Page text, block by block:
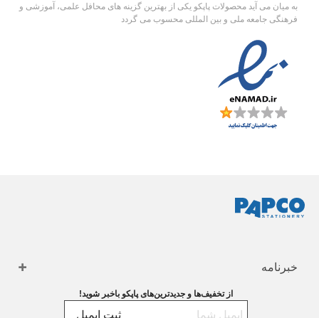
به میان می آید محصولات پاپکو یکی از بهترین گزینه های محافل علمی، آموزشی و
فرهنگی جامعه ملی و بین المللی محسوب می گردد
خبرنامه
از تخفیف‌ها و جدیدترین‌های پاپکو باخبر شوید!
ثبت ایمیل